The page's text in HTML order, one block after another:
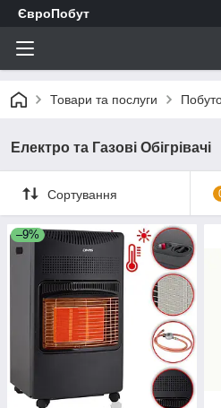
ЄвроПобут
Товари та послуги
Електро та Газові Обігрівачі
Сортування
–9%